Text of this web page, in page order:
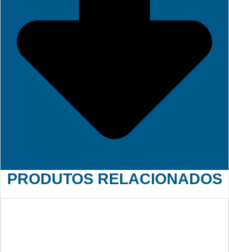
PRODUTOS RELACIONADOS